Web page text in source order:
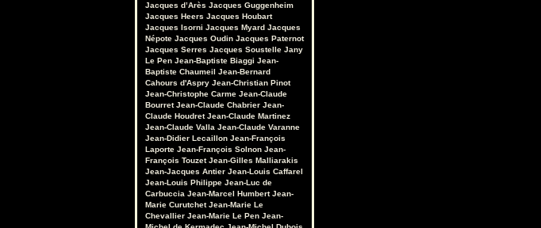
Jacques d’Arès Jacques Guggenheim
Jacques Heers Jacques Houbart
Jacques Isorni Jacques Myard Jacques
Népote Jacques Oudin Jacques Paternot
Jacques Serres Jacques Soustelle Jany
Le Pen Jean-Baptiste Biaggi Jean-
Baptiste Chaumeil Jean-Bernard
Cahours d'Aspry Jean-Christian Pinot
Jean-Christophe Carme Jean-Claude
Bourret Jean-Claude Chabrier Jean-
Claude Houdret Jean-Claude Martinez
Jean-Claude Valla Jean-Claude Varanne
Jean-Didier Lecaillon Jean-François
Laporte Jean-François Solnon Jean-
François Touzet Jean-Gilles Malliarakis
Jean-Jacques Antier Jean-Louis Caffarel
Jean-Louis Philippe Jean-Luc de
Carbuccia Jean-Marcel Humbert Jean-
Marie Curutchet Jean-Marie Le
Chevallier Jean-Marie Le Pen Jean-